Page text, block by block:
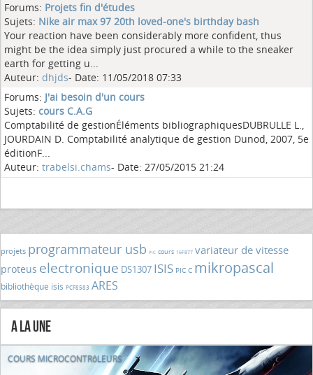
Forums: Projets fin d'études
Sujets: Nike air max 97 20th loved-one's birthday bash
Your reaction have been considerably more confident, thus
might be the idea simply just procured a while to the sneaker
earth for getting u...
Auteur: dhjds- Date: 11/05/2018 07:33
Forums: J'ai besoin d'un cours
Sujets: cours C.A.G
Comptabilité de gestionÉléments bibliographiquesDUBRULLE L.,
JOURDAIN D. Comptabilité analytique de gestion Dunod, 2007, 5e
éditionF...
Auteur: trabelsi.chams- Date: 27/05/2015 21:24
projets programmateur usb PIC cours 16F877 variateur de vitesse
proteus electronique DS1307 ISIS PIC C mikropascal
bibliothèque isis PCF8583 ARES
A la Une
COURS MICROCONTRôLEURS